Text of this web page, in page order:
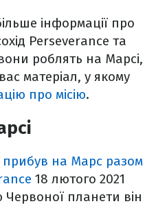
інформації про
Perseverance та
роблять на Марсі,
матеріал, у якому
про місію.
на Марс разом
18 лютого 2021
планети він